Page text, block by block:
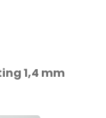
1,4 mm